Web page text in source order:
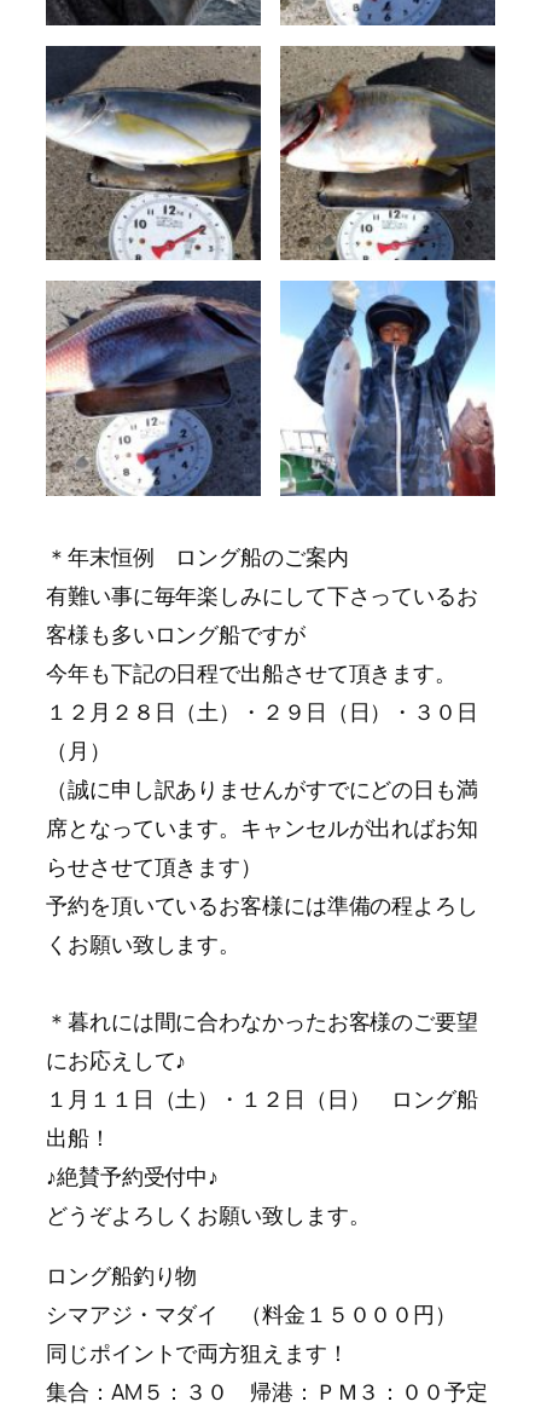
＊年末恒例 ロング船のご案内
有難い事に毎年楽しみにして下さっているお
客様も多いロング船ですが
今年も下記の日程で出船させて頂きます。
１２月２８日（土）・２９日（日）・３０日
（月）
（誠に申し訳ありませんがすでにどの日も満
席となっています。キャンセルが出ればお知
らせさせて頂きます）
予約を頂いているお客様には準備の程よろし
くお願い致します。
＊暮れには間に合わなかったお客様のご要望
にお応えして♪
１月１１日（土）・１２日（日） ロング船
出船！
♪絶賛予約受付中♪
どうぞよろしくお願い致します。
ロング船釣り物
シマアジ・マダイ （料金１５０００円）
同じポイントで両方狙えます！
集合：AM５：３０ 帰港：ＰＭ３：００予定